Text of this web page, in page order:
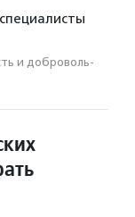
и доброволь­